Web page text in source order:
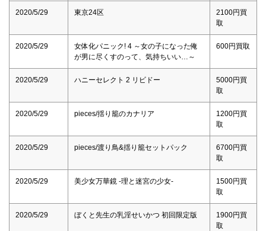
2020/5/29 東京24区
2100円買
取
2020/5/29
女体化パニック! 4 ～女の子になった俺
が男に尽くすのって、気持ちいい…～
600円買取
2020/5/29 ハニーセレクト 2 リビドー
5000円買
取
2020/5/29 pieces/揺り籠のカナリア
1200円買
取
2020/5/29 pieces/渡り鳥&揺り籠セットパック
6700円買
取
2020/5/29 美少女万華鏡 -理と迷宮の少女-
1500円買
取
2020/5/29 ぼくと先生の乳淫せいかつ 初回限定版
1900円買
取